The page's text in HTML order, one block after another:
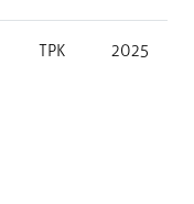
TPK 2025